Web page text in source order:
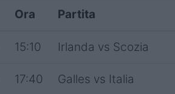
Ora Partita
15:10 Irlanda vs Scozia
17:40 Galles vs Italia